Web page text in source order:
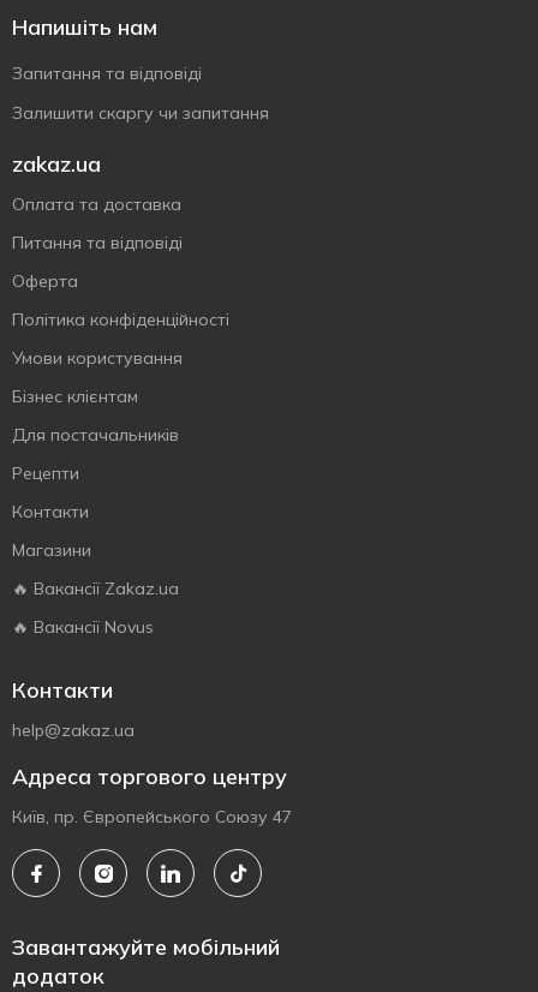
Напишіть нам
Запитання та відповіді
Залишити скаргу чи запитання
zakaz.ua
Оплата та доставка
Питання та відповіді
Оферта
Політика конфіденційності
Умови користування
Бізнес клієнтам
Для постачальників
Рецепти
Контакти
Магазини
🔥 Вакансії Zakaz.ua
🔥 Вакансії Novus
Контакти
help@zakaz.ua
Адреса торгового центру
Київ, пр. Європейського Союзу 47
Завантажуйте мобільний
додаток